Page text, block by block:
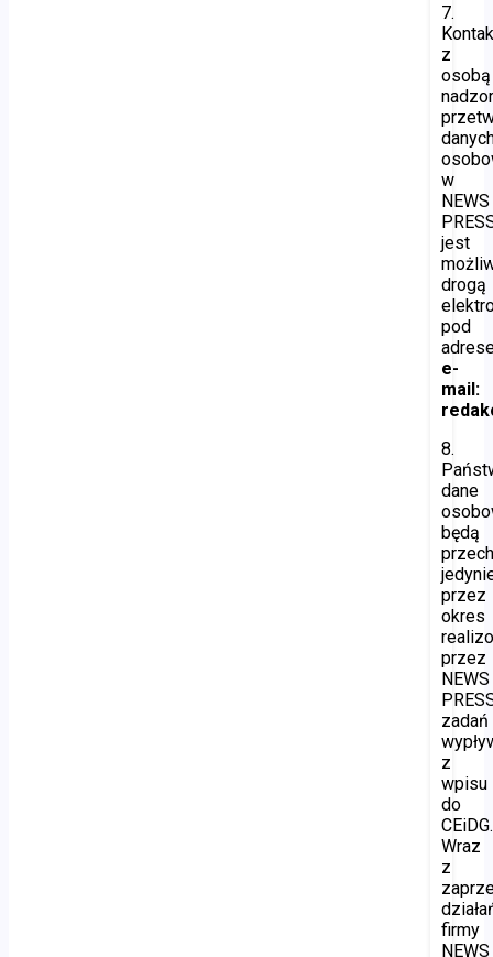
7.
z
osobą
w
NEWS
jest
drogą
pod
e-
mail:
8.
dane
będą
przez
okres
przez
NEWS
zadań
z
wpisu
do
CEiDG.
Wraz
z
firmy
NEWS